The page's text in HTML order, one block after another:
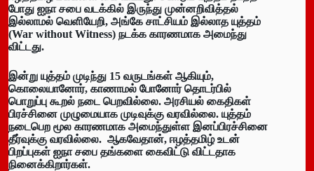
போது ஐநா சபை வடக்கில் இருந்து முன்னறிவித்தல்
இல்லாமல் வெளியேறி, அங்கே சாட்சியம் இல்லாத யுத்தம்
(War without Witness) நடக்க காரணமாக அமைந்து
விட்டது.
இன்று யுத்தம் முடிந்து 15 வருடங்கள் ஆகியும்,
கொலையானோர், காணாமல் போனோர் தொடர்பில்
பொறுப்பு கூறல் நடை பெறவில்லை. அரசியல் கைதிகள்
பிரச்சினை முழுமையாக முடிவுக்கு வரவில்லை. யுத்தம்
நடைபெற மூல காரணமாக அமைந்துள்ள இனப்பிரச்சினை
தீர்வுக்கு வரவில்லை. ஆகவேதான், ஈழத்தமிழ் உடன்
பிறப்புகள் ஐநா சபை தங்களை கைவிட்டு விட்டதாக
நினைக்கிறார்கள்.